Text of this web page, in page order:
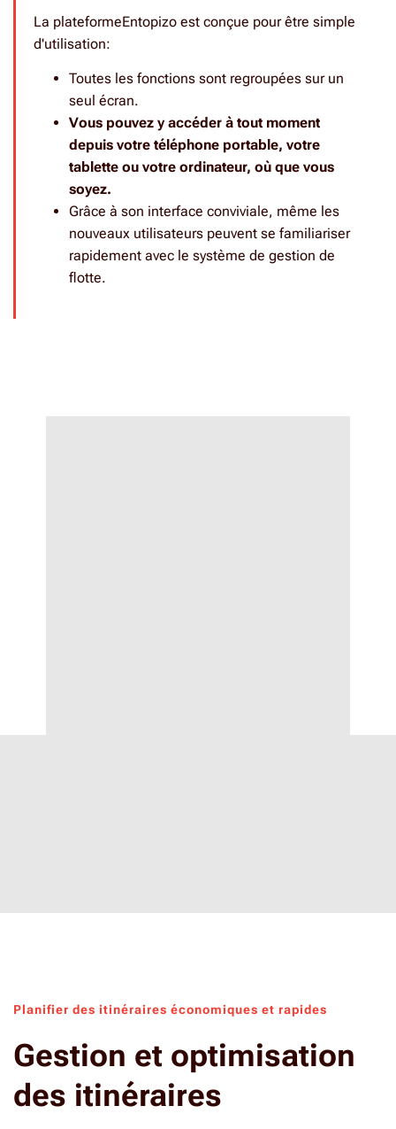
La plateformeEntopizo est conçue pour être simple
d'utilisation:
Toutes les fonctions sont regroupées sur un
seul écran.
Vous pouvez y accéder à tout moment
depuis votre téléphone portable, votre
tablette ou votre ordinateur, où que vous
soyez.
Grâce à son interface conviviale, même les
nouveaux utilisateurs peuvent se familiariser
rapidement avec le système de gestion de
flotte.
Planifier des itinéraires économiques et rapides
Gestion et optimisation
des itinéraires